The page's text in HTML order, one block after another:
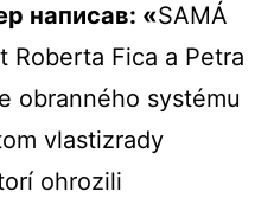
написав: «SAMÁ
Roberta Fica a Petra
obranného systému
vlastizrady
ohrozili